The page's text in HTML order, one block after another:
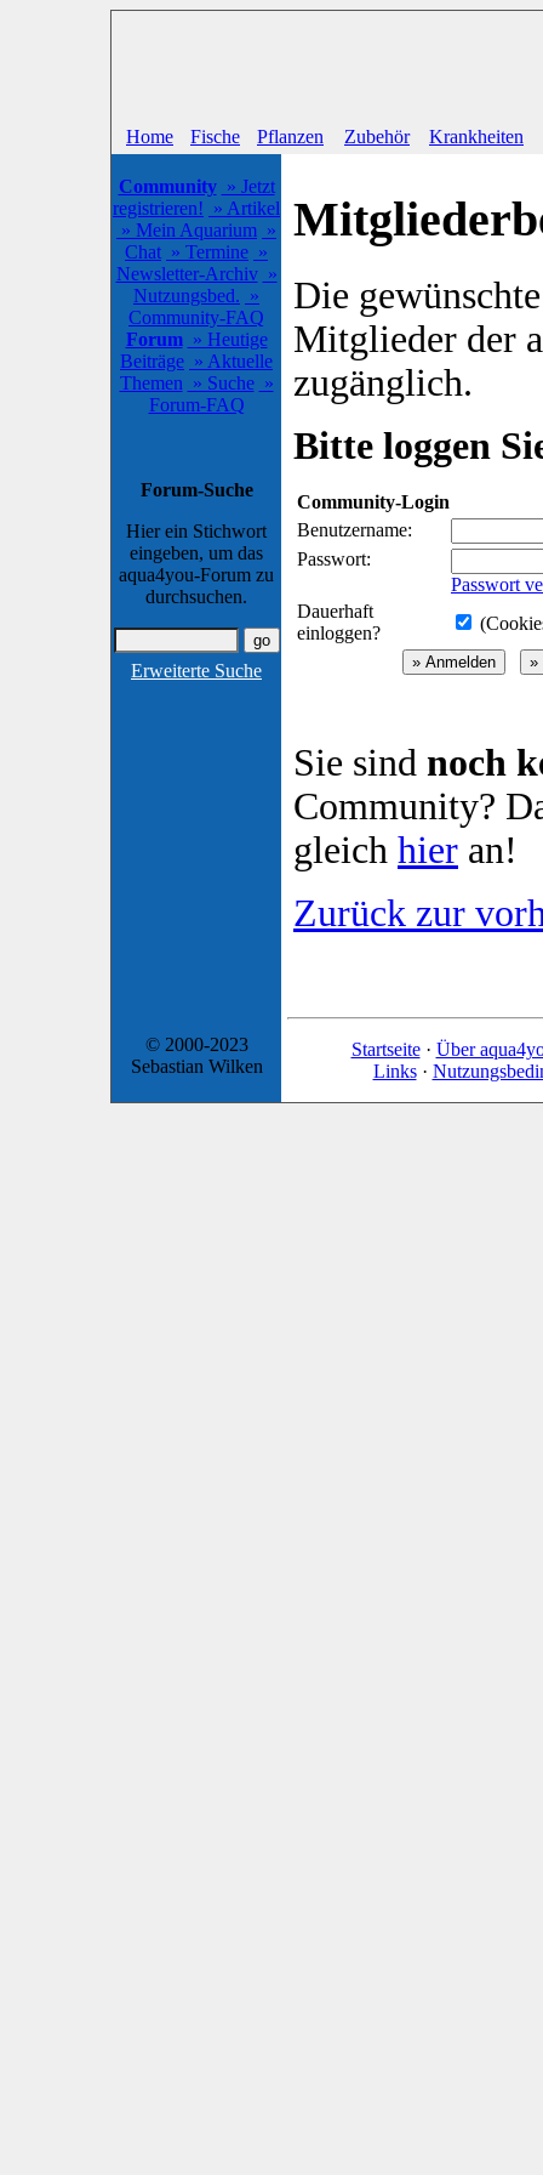
Home Fische Pflanzen Zubehör Krankheiten
Community » Jetzt
registrieren! » Artikel
» Mein Aquarium »
Chat » Termine »
Newsletter-Archiv »
Nutzungsbed. »
Community-FAQ
Forum » Heutige
Beiträge » Aktuelle
Themen » Suche »
Forum-FAQ
Forum-Suche
Hier ein Stichwort
eingeben, um das
aqua4you-Forum zu
durchsuchen.
Erweiterte Suche
Die
Mitglieder der
zugänglich.
Bitte loggen
Community-Login
Benutzername:
Passwort:
Passwort
Dauerhaft
einloggen?
Sie sind noch
Community?
gleich hier an!
Zurück zur
© 2000-2023
Sebastian Wilken
Startseite· Über
Links·